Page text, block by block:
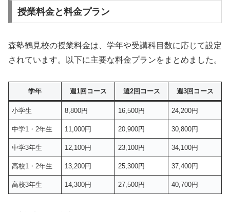
授業料金と料金プラン
森塾鶴見校の授業料金は、学年や受講科目数に応じて設定
されています。以下に主要な料金プランをまとめました。
学年 週1回コース 週2回コース 週3回コース
小学生 8,800円 16,500円 24,200円
中学1・2年生 11,000円 20,900円 30,800円
中学3年生 12,100円 23,100円 34,100円
高校1・2年生 13,200円 25,300円 37,400円
高校3年生 14,300円 27,500円 40,700円